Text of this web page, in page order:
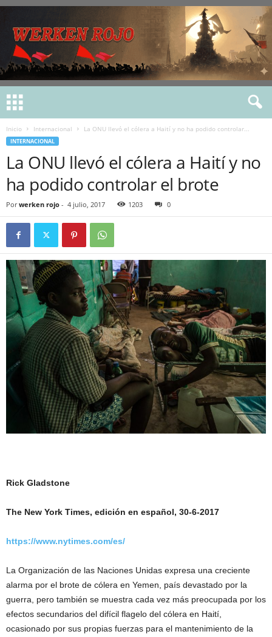
Inicio Internacional La ONU llevó el cólera a Haití y no ha podido controlar...
INTERNACIONAL
La ONU llevó el cólera a Haití y no
ha podido controlar el brote
Por werken rojo - 4 julio, 2017 1203 0
Rick Gladstone
The New York Times, edición en español, 30-6-2017
https://www.nytimes.com/es/
La Organización de las Naciones Unidas expresa una creciente
alarma por el brote de cólera en Yemen, país devastado por la
guerra, pero también se muestra cada vez más preocupada por los
efectos secundarios del difícil flagelo del cólera en Haití,
ocasionado por sus propias fuerzas para el mantenimiento de la